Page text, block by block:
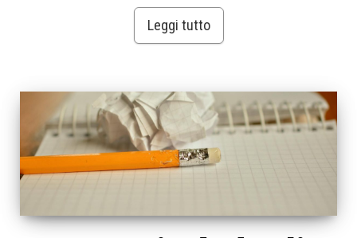
Leggi tutto